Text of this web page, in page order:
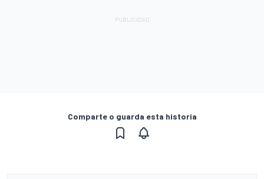
Comparte o guarda esta historia